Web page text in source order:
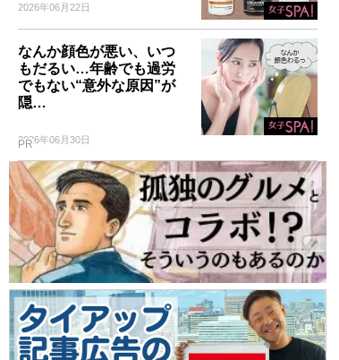
2026年06月22日
なんか顔色が悪い、いつ
もだるい…年齢でも過労
でもない“意外な原因”が
隠…
2026年06月30日
PR